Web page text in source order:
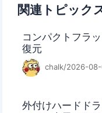
関連トピック
コンパクトフラ
復元
chalk/2026-
外付けハードド